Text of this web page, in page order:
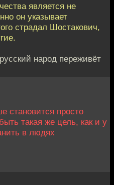
является не
он указывает
страдал Шостакович,
народ переживёт
становится просто
такая же цель, как и у
в людях